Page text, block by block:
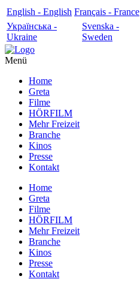
English - English Français - France
Українська -
Ukraine
Svenska -
Sweden
Menü
Home
Greta
Filme
HÖRFILM
Mehr Freizeit
Branche
Kinos
Presse
Kontakt
Home
Greta
Filme
HÖRFILM
Mehr Freizeit
Branche
Kinos
Presse
Kontakt